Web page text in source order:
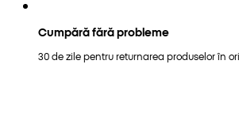
Cumpără fără probleme
30 de zile pentru returnarea produselor în